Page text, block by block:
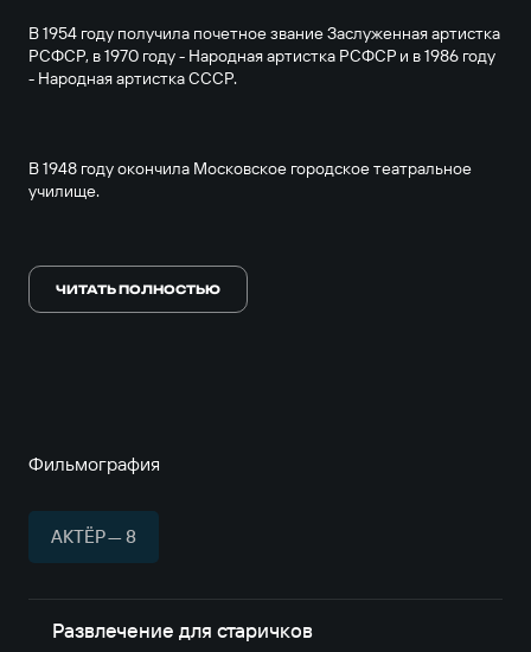
В 1954 году получила почетное звание Заслуженная артистка
РСФСР, в 1970 году - Народная артистка РСФСР и в 1986 году
- Народная артистка СССР.
В 1948 году окончила Московское городское театральное
училище.
В кина начала сниматся в 1945 году.
ЧИТАТЬ ПОЛНОСТЬЮ
Фильмография
АКТЁР — 8
Развлечение для старичков